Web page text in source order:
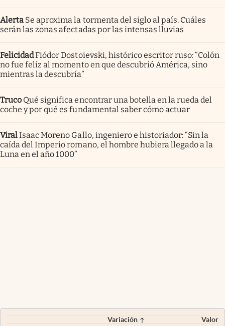
Alerta Se aproxima la tormenta del siglo al país. Cuáles
serán las zonas afectadas por las intensas lluvias
FelicidadFiódor Dostoievski, histórico escritor ruso: “Colón
no fue feliz al momento en que descubrió América, sino
mientras la descubría”
Truco Qué significa encontrar una botella en la rueda del
coche y por qué es fundamental saber cómo actuar
ViralIsaac Moreno Gallo, ingeniero e historiador: “Sin la
caída del Imperio romano, el hombre hubiera llegado a la
Luna en el año 1000”
Variación Valor